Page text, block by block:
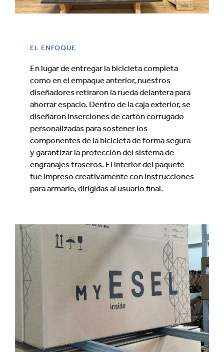
EL ENFOQUE
En lugar de entregar la bicicleta completa
como en el empaque anterior, nuestros
diseñadores retiraron la rueda delantera para
ahorrar espacio. Dentro de la caja exterior, se
diseñaron inserciones de cartón corrugado
personalizadas para sostener los
componentes de la bicicleta de forma segura
y garantizar la protección del sistema de
engranajes traseros. El interior del paquete
fue impreso creativamente con instrucciones
para armarlo, dirigidas al usuario final.